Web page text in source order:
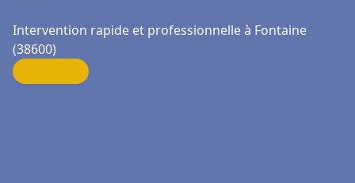
Intervention rapide et professionnelle à Fontaine
(38600)